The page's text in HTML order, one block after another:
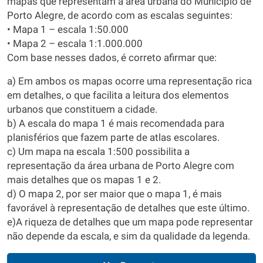
Porto Alegre, de acordo com as escalas seguintes:
• Mapa 1 – escala 1:50.000
• Mapa 2 – escala 1:1.000.000
Com base nesses dados, é correto afirmar que:
a) Em ambos os mapas ocorre uma representação rica
em detalhes, o que facilita a leitura dos elementos
urbanos que constituem a cidade.
b) A escala do mapa 1 é mais recomendada para
planisférios que fazem parte de atlas escolares.
c) Um mapa na escala 1:500 possibilita a
representação da área urbana de Porto Alegre com
mais detalhes que os mapas 1 e 2.
d) O mapa 2, por ser maior que o mapa 1, é mais
favorável à representação de detalhes que este último.
e)A riqueza de detalhes que um mapa pode representar
não depende da escala, e sim da qualidade da legenda.